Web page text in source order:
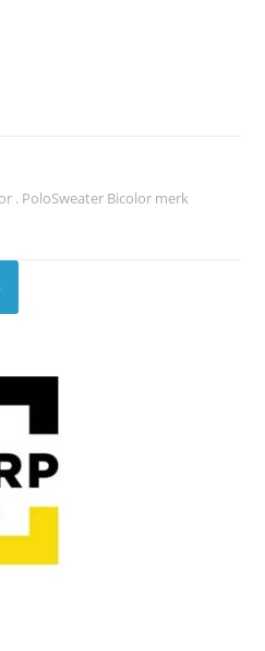
. PoloSweater Bicolor merk